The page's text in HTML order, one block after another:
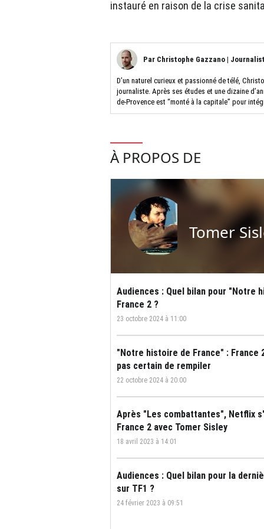
instauré en raison de la crise
Par Christophe Gazzano |
D’un naturel curieux et passionné de télé,
journaliste. Après ses études et une dizaine
de-Provence est “monté à la capitale” pour
À PROPOS DE
Tomer
Audiences : Quel bilan pour "Notre
France 2 ?
23 octobre 2024 à 11:00
"Notre histoire de France" : France
pas certain de rempiler
22 octobre 2024 à 20:00
Après "Les combattantes", Netflix
France 2 avec Tomer Sisley
18 avril 2023 à 14:01
Audiences : Quel bilan pour la
sur TF1 ?
24 février 2023 à 09:51